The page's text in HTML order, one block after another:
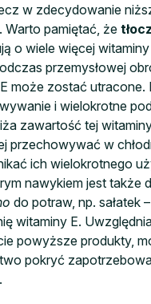
w zdecydowanie
Warto pamiętać, że
o wiele więcej
przemysłowej
może zostać utracone.
i wielokrotne
zawartość tej
przechowywać w
ich wielokrotnego
nawykiem jest także
do potraw, np. sałatek
witaminy E.
powyższe produkty,
pokryć